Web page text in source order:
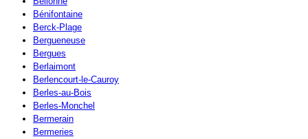
Bénifontaine
Berck-Plage
Bergueneuse
Bergues
Berlaimont
Berlencourt-le-Cauroy
Berles-au-Bois
Berles-Monchel
Bermerain
Bermeries